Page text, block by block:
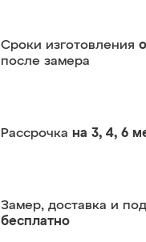
Сроки изготовления
после замера
Рассрочка на 3, 4, 6
Замер, доставка и
бесплатно